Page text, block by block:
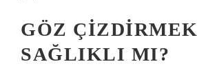
GÖZ ÇIZDIRMEK
SAĞLIKLI MI?